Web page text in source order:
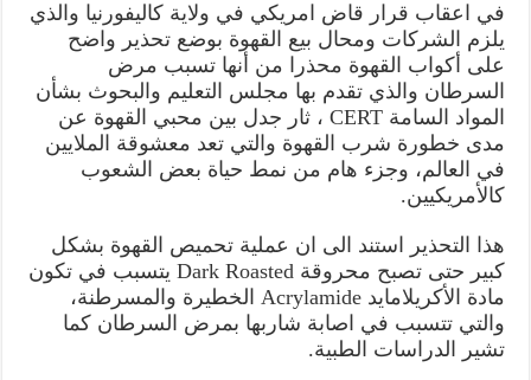
في اعقاب قرار قاض امريكي في ولاية كاليفورنيا والذي
يلزم الشركات ومحال بيع القهوة بوضع تحذير واضح
على أكواب القهوة محذرا من أنها تسبب مرض
السرطان والذي تقدم بها مجلس التعليم والبحوث بشأن
المواد السامة CERT ، ثار جدل بين محبي القهوة عن
مدى خطورة شرب القهوة والتي تعد معشوقة الملايين
في العالم، وجزء هام من نمط حياة بعض الشعوب
كالأمريكيين.
هذا التحذير استند الى ان عملية تحميص القهوة بشكل
كبير حتى تصبح محروقة Dark Roasted يتسبب في تكون
مادة الأكريلامايد Acrylamide الخطيرة والمسرطنة،
والتي تتسبب في اصابة شاربها بمرض السرطان كما
تشير الدراسات الطبية.